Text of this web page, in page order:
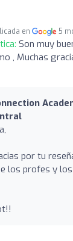
en 5
Son muy
, Muchas
por tu
los profes y